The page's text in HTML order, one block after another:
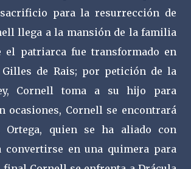
para la resurrección de
llega a la mansión de la familia
el patriarca fue transformado en
de Rais; por petición de la
Cornell toma a su hijo para
ocasiones, Cornell se encontrará
quien se ha aliado con
convertirse en una quimera para